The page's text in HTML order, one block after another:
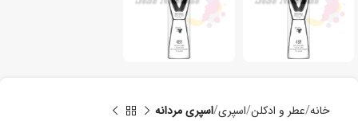
خانه عطر و ادکلن اسپری اسپری مردانه